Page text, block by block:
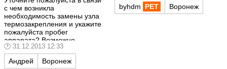
с чем возникла
необходимость замены узла
термозакрепления и укажите
пожалуйста пробег
аппарата? Возможно
целесообразнее будет
произвести замену рем.
комплекта.
31.12.2013 12:33
Андрей Воронеж
byhdm Воронеж